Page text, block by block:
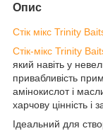
Опис
Стік мікс Trinity
Стік-мікс Trinity
який навіть у
привабливість
амінокислот і
харчову цінність і
Ідеальний для